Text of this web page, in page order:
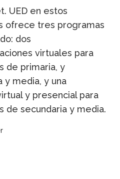
UED en estos
ofrece tres programas
dos
virtuales para
de primaria, y
y media, y una
y presencial para
de secundaria y media.